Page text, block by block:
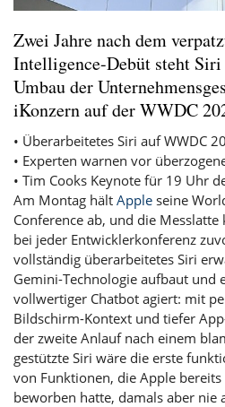
Zwei Jahre nach dem
Intelligence-Debüt steht
Umbau der
iKonzern auf der WWDC
• Überarbeitetes Siri auf WWDC
• Experten warnen vor
• Tim Cooks Keynote für 19 Uhr
Am Montag hält Apple seine
Conference ab, und die
bei jeder Entwicklerkonferenz
vollständig überarbeitetes Siri
Gemini-Technologie aufbaut und
vollwertiger Chatbot agiert: mit
Bildschirm-Kontext und tiefer
der zweite Anlauf nach einem
gestützte Siri wäre die erste
von Funktionen, die Apple
beworben hatte, damals aber nie